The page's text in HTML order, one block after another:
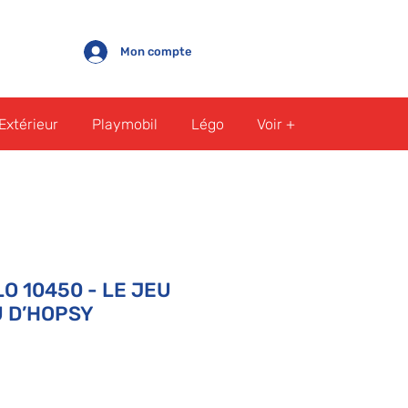
Mon compte
Extérieur Playmobil Légo Voir +
10450 - LE JEU